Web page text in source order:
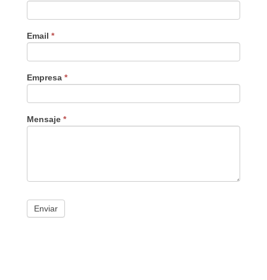
Email *
Empresa *
Mensaje *
Enviar